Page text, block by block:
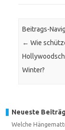
Beitrags-
← Wie
Winter?
Neueste
Welche